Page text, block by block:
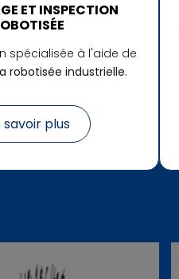
ET INSPECTION
spécialisée à l'aide de
robotisée industrielle.
savoir plus